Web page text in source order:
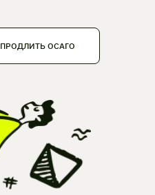
ПРОДЛИТЬ ОСАГО